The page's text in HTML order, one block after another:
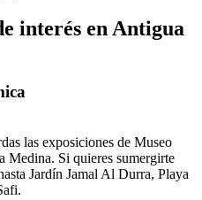
interés en Antigua
las exposiciones de Museo
Medina. Si quieres sumergirte
Jardín Jamal Al Durra, Playa